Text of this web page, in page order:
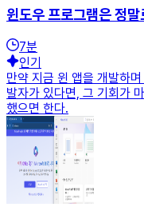
윈도우 프로그램은 정
7분
인기
만약 지금 윈 앱을 개발하
발자가 있다면, 그 기회가
했으면 한다.